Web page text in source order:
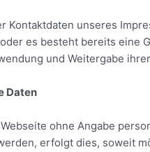
Kontaktdaten unseres
es besteht bereits eine
und Weitergabe
Daten
ohne Angabe
erfolgt dies, soweit